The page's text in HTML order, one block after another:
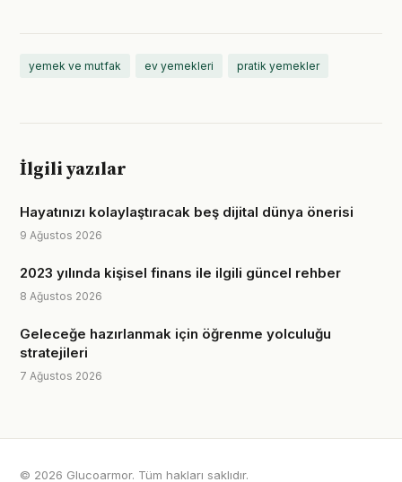
yemek ve mutfak ev yemekleri pratik yemekler
İlgili yazılar
Hayatınızı kolaylaştıracak beş dijital dünya önerisi
9 Ağustos 2026
2023 yılında kişisel finans ile ilgili güncel rehber
8 Ağustos 2026
Geleceğe hazırlanmak için öğrenme yolculuğu
stratejileri
7 Ağustos 2026
© 2026 Glucoarmor. Tüm hakları saklıdır.